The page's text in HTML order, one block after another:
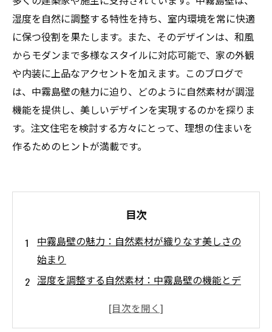
湿度を自然に調整する特性を持ち、室内環境を常に快適
に保つ役割を果たします。また、そのデザインは、和風
からモダンまで多様なスタイルに対応可能で、家の外観
や内装に上品なアクセントを加えます。このブログで
は、中霧島壁の魅力に迫り、どのように自然素材が調湿
機能を提供し、美しいデザインを実現するのかを探りま
す。注文住宅を検討する方々にとって、理想の住まいを
作るためのヒントが満載です。
目次
中霧島壁の魅力：自然素材が織りなす美しさの
始まり
湿度を調整する自然素材：中霧島壁の機能とデ
住まいの快適さを追求する：中霧島壁がもたら